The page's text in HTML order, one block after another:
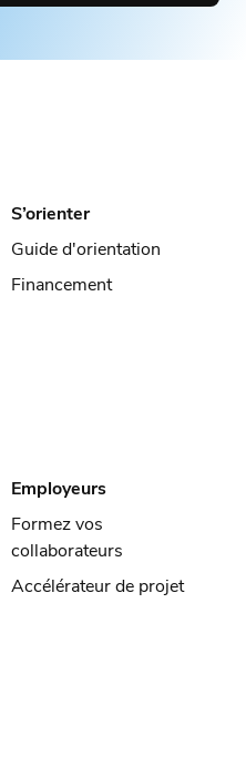
S’orienter
Guide d'orientation
Financement
Employeurs
Formez vos
collaborateurs
Accélérateur de projet